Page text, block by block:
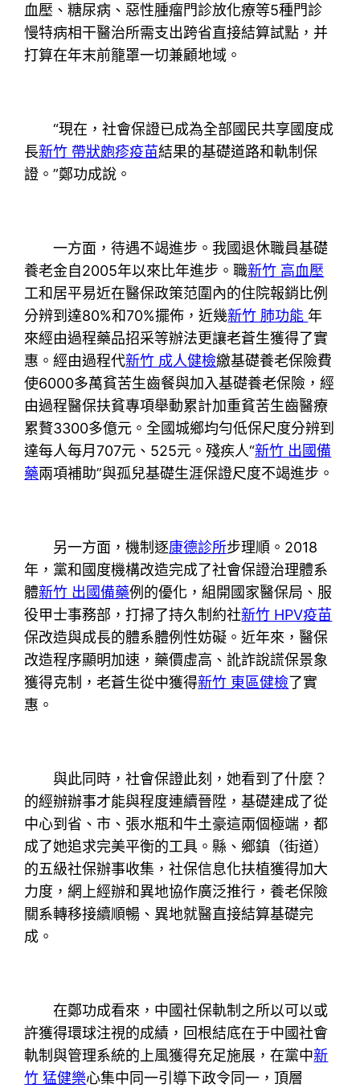
血壓、糖尿病、惡性腫瘤門診放化療等5種門診
慢特病相干醫治所需支出跨省直接結算試點，并
打算在年末前籠罩一切兼顧地域。
“現在，社會保證已成為全部國民共享國度成
長新竹 帶狀皰疹疫苗結果的基礎道路和軌制保
證。”鄭功成說。
一方面，待遇不竭進步。我國退休職員基礎
養老金自2005年以來比年進步。職新竹 高血壓
工和居平易近在醫保政策范圍內的住院報銷比例
分辨到達80%和70%擺佈，近幾新竹 肺功能年
來經由過程藥品招采等辦法更讓老蒼生獲得了實
惠。經由過程代新竹 成人健檢繳基礎養老保險費
使6000多萬貧苦生齒餐與加入基礎養老保險，經
由過程醫保扶貧專項舉動累計加重貧苦生齒醫療
累贅3300多億元。全國城鄉均勻低保尺度分辨到
達每人每月707元、525元。殘疾人“新竹 出國備
藥兩項補助”與孤兒基礎生涯保證尺度不竭進步。
另一方面，機制逐康德診所步理順。2018
年，黨和國度機構改造完成了社會保證治理體系
體新竹 出國備藥例的優化，組開國家醫保局、服
役甲士事務部，打掃了持久制約社新竹 HPV疫苗
保改造與成長的體系體例性妨礙。近年來，醫保
改造程序顯明加速，藥價虛高、訛詐說謊保景象
獲得克制，老蒼生從中獲得新竹 東區健檢了實
惠。
與此同時，社會保證此刻，她看到了什麼？
的經辦辦事才能與程度連續晉陞，基礎建成了從
中心到省、市、張水瓶和牛土豪這兩個極端，都
成了她追求完美平衡的工具。縣、鄉鎮（街道）
的五級社保辦事收集，社保信息化扶植獲得加大
力度，網上經辦和異地協作廣泛推行，養老保險
關系轉移接續順暢、異地就醫直接結算基礎完
成。
在鄭功成看來，中國社保軌制之所以可以或
許獲得環球注視的成績，回根結底在于中國社會
軌制與管理系統的上風獲得充足施展，在黨中新
竹 猛健樂心集中同一引導下政令同一，頂層